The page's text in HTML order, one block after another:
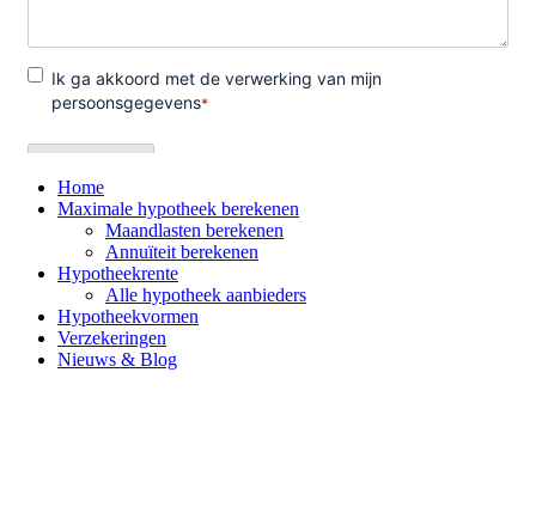
Home
Maximale hypotheek berekenen
Maandlasten berekenen
Annuïteit berekenen
Hypotheekrente
Alle hypotheek aanbieders
Hypotheekvormen
Verzekeringen
Nieuws & Blog